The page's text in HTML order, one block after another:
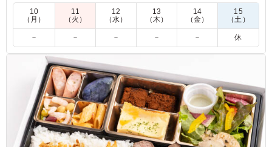
美味しく仕上がってます。
季節食材の炊き込みご飯は風味が良く柔らかいお米で、大
ぶりの燻製鯖も香ばしく食べ応えがありました。彩りやバ
ランスも良く、最後まで飽きずに美味しくいただけるお弁
当でした。
ご利用シーン： ロケ・撮影›スタジオ撮影
東京都渋谷区猿楽町2026/07/15
10
（月）
11
（火）
12
（水）
13
（木）
14
（金）
15
（土）
－ － － － － 休